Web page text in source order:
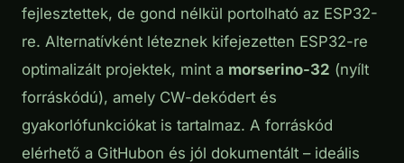
fejlesztettek, de gond nélkül portolható az ESP32-
re. Alternatívként léteznek kifejezetten ESP32-re
optimalizált projektek, mint a morserino-32 (nyílt
forráskódú), amely CW-dekódert és
gyakorlófunkciókat is tartalmaz. A forráskód
elérhető a GitHubon és jól dokumentált – ideális